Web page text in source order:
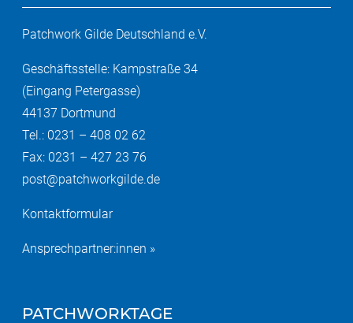
Patchwork Gilde Deutschland e.V.
Geschäftsstelle: Kampstraße 34
(Eingang Petergasse)
44137 Dortmund
Tel.: 0231 – 408 02 62
Fax: 0231 – 427 23 76
post@patchworkgilde.de
Kontaktformular
Ansprechpartner:innen »
PATCHWORKTAGE